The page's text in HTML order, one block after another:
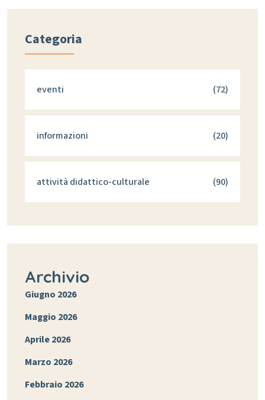
Categoria
eventi (72)
informazioni (20)
attività didattico-culturale (90)
Archivio
Giugno 2026
Maggio 2026
Aprile 2026
Marzo 2026
Febbraio 2026